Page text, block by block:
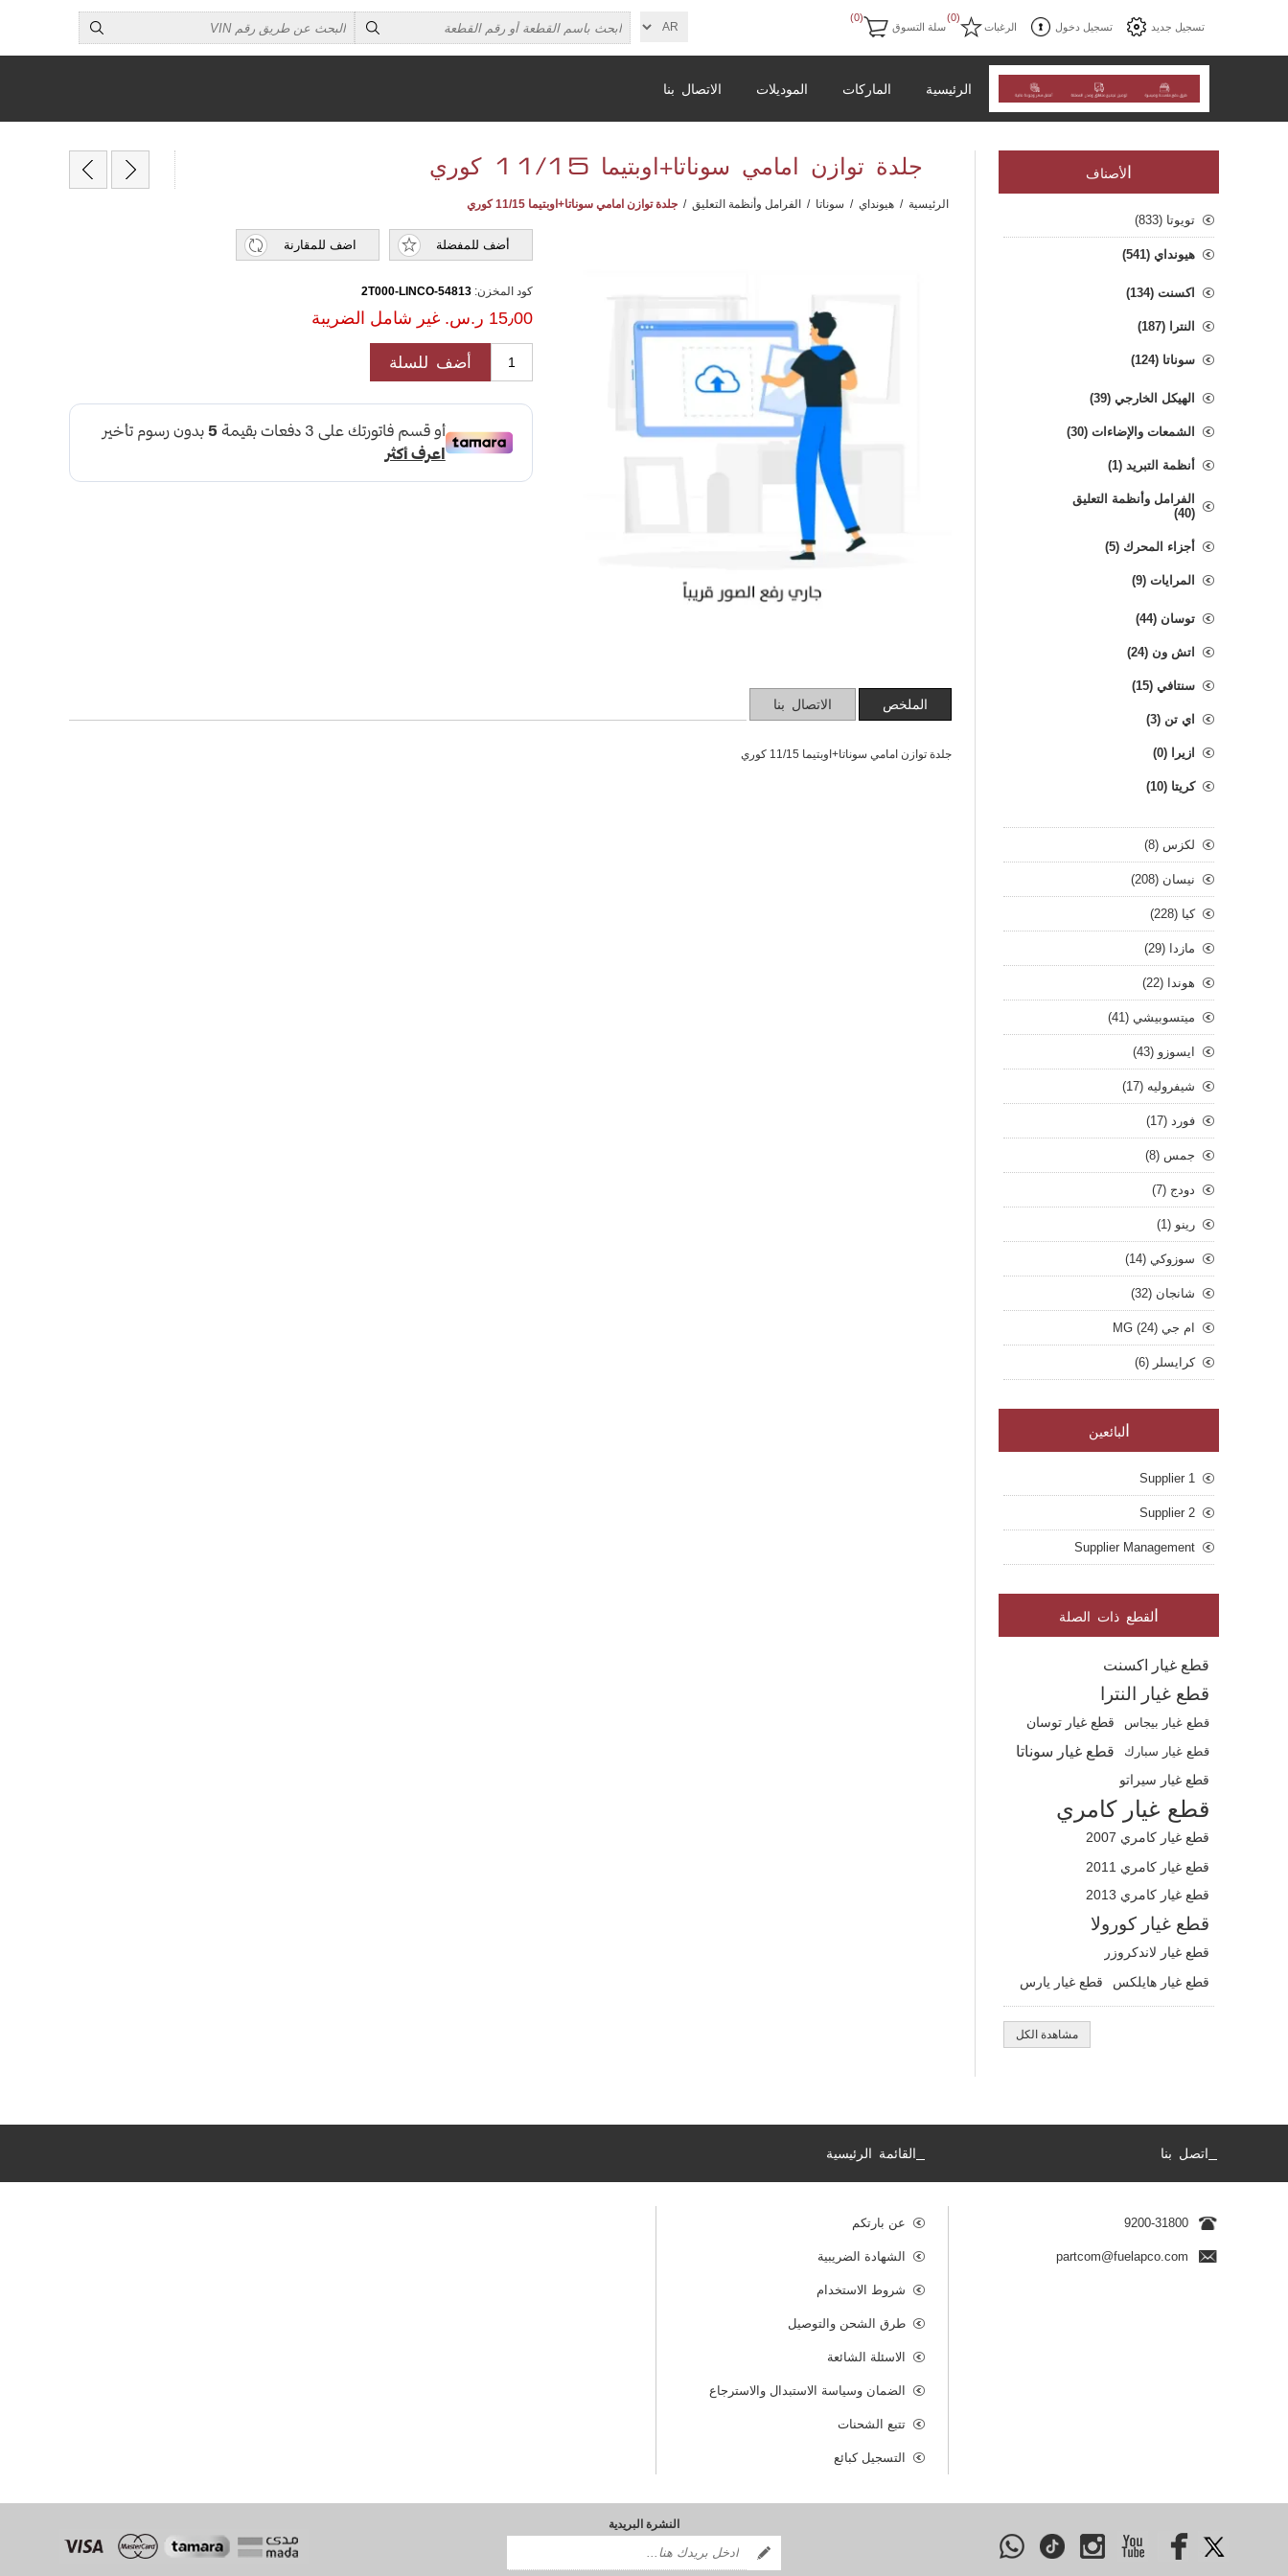
تسجيل جديد تسجيل دخول الرغبات
(0)
سلة التسوق
(0)
الرئيسية الماركات الموديلات الاتصال بنا
جلدة توازن امامي سوناتا+اوبتيما 11/15 كوري
الرئيسية / هيونداي / سوناتا / الفرامل وأنظمة التعليق / جلدة توازن امامي سوناتا+اوبتيما 11/15 كوري
أضف للمفضلة اضف للمقارنة
كود المخزن: 54813-2T000-LINCO
15٫00 ر.س.‏ غير شامل الضريبة
أضف للسلة
الملخص الاتصال بنا
جلدة توازن امامي سوناتا+اوبتيما 11/15 كوري
لأصناف
تويوتا (833)
هيونداي (541)
اكسنت (134)
النترا (187)
سوناتا (124)
الهيكل الخارجي (39)
الشمعات والإضاءات (30)
أنظمة التبريد (1)
الفرامل وأنظمة التعليق
(40)
أجزاء المحرك (5)
المرايات (9)
توسان (44)
اتش ون (24)
سنتافي (15)
اي تن (3)
ازيرا (0)
كريتا (10)
لكزس (8)
نيسان (208)
كيا (228)
مازدا (29)
هوندا (22)
ميتسوبيشي (41)
ايسوزو (43)
شيفروليه (17)
فورد (17)
جمس (8)
دودج (7)
رينو (1)
سوزوكي (14)
شانجان (32)
ام جي MG (24)
كرايسلر (6)
لبائعين
Supplier 1
Supplier 2
Supplier Management
لقطع ذات الصلة
قطع غيار اكسنت
قطع غيار النترا
قطع غيار بيجاس
قطع غيار توسان
قطع غيار سبارك
قطع غيار سوناتا
قطع غيار سيراتو
قطع غيار كامري
قطع غيار كامري 2007
قطع غيار كامري 2011
قطع غيار كامري 2013
قطع غيار كورولا
قطع غيار لاندكروزر
قطع غيار هايلكس قطع غيار يارس
مشاهدة الكل
اتصل بنا
9200-31800
partcom@fuelapco.com
القائمة الرئيسية
عن بارتكم
الشهادة الضريبية
شروط الاستخدام
طرق الشحن والتوصيل
الاسئلة الشائعة
الضمان وسياسة الاستبدال والاسترجاع
تتبع الشحنات
التسجيل كبائع
النشرة البريدية